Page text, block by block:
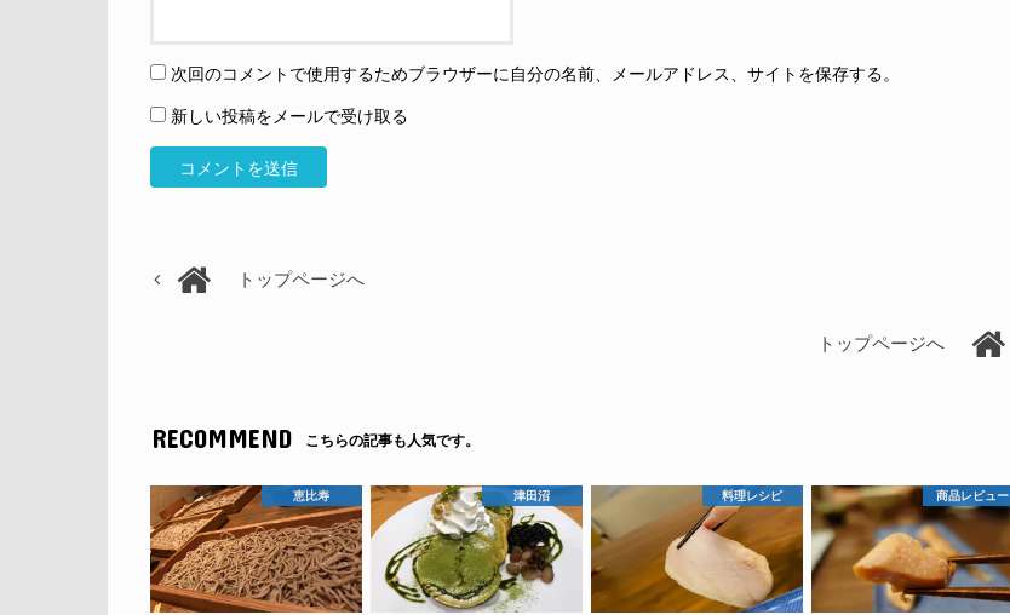
次回のコメントで使用するためブラウザーに自分の名前、メールアドレス、サイトを保存する。
新しい投稿をメールで受け取る
トップページへ
トップページへ
RECOMMEND こちらの記事も人気です。
恵比寿 津田沼 料理レシピ 商品レビュー